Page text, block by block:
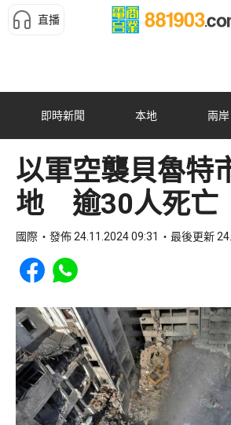
直播
即時新聞 本地 兩岸
以軍空襲貝魯特
地 逾30人死亡
國際 發佈 24.11.2024 09:31 最後更新
Share to Facebook
Share to WhatsApp